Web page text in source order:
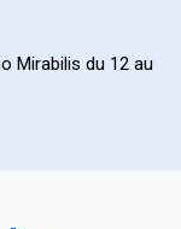
Mirabilis du 12 au